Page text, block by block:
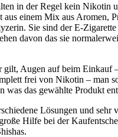
in der Regel kein Nikotin
aus einem Mix aus Aromen,
Sie sind der E-
davon das sie
gilt, Augen auf beim Einkauf
frei von Nikotin – man
was das gewählte Produkt
Lösungen und sehr
Hilfe bei der